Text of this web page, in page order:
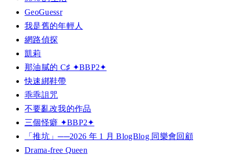
GeoGuessr
我是舊的年輕人
網路偵探
凱莉
那油膩的 C♯ ✦BBP2✦
快速綁鞋帶
乖乖詛咒
不要亂改我的作品
三個怪癖 ✦BBP2✦
「推坑」──2026 年 1 月 BlogBlog 同樂會回顧
Drama-free Queen